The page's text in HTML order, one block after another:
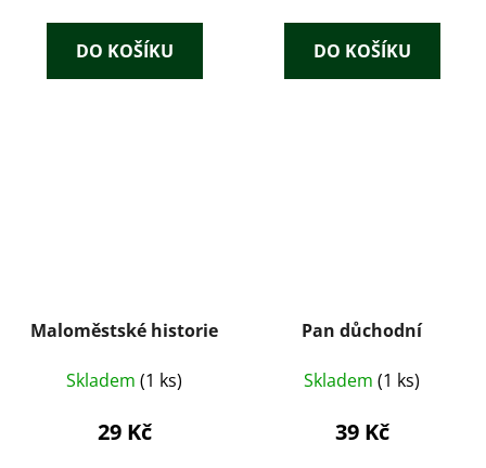
DO KOŠÍKU DO KOŠÍKU
Maloměstské historie
Skladem (1 ks)
29 Kč
Pan důchodní
Skladem (1 ks)
39 Kč